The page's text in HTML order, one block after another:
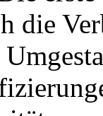
die